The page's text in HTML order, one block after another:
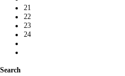
21
22
23
24
Search